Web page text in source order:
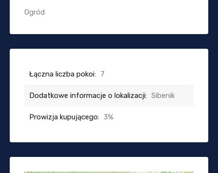
Ogród
Łączna liczba pokoi: 7
Dodatkowe informacje o lokalizacji: Sibenik
Prowizja kupującego: 3%